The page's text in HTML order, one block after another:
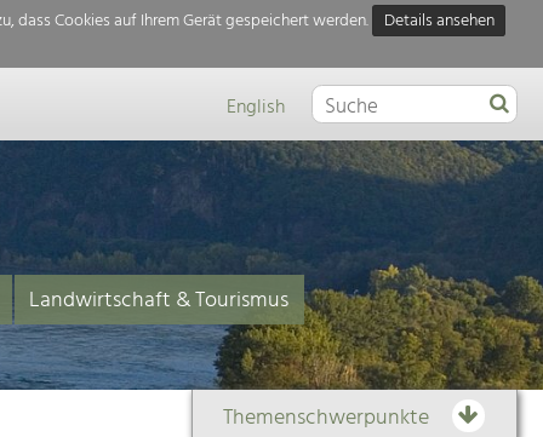
dass Cookies auf Ihrem Gerät gespeichert werden.
Details ansehen
English
Landwirtschaft & Tourismus
Themenschwerpunkte